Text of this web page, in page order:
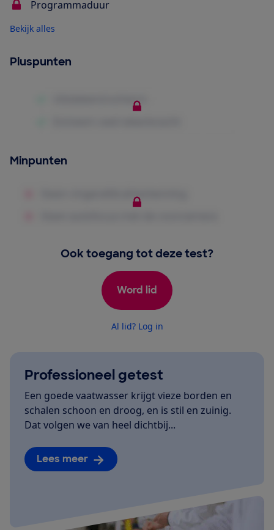
Programmaduur
Bekijk alles
Pluspunten
Minpunten
Ook toegang tot deze test?
Word lid
Al lid? Log in
Professioneel getest
Een goede vaatwasser krijgt vieze borden en
schalen schoon en droog, en is stil en zuinig.
Dat volgen we van heel dichtbij...
Lees meer